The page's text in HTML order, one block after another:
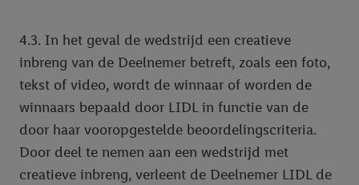
4.3. In het geval de wedstrijd een creatieve
inbreng van de Deelnemer betreft, zoals een foto,
tekst of video, wordt de winnaar of worden de
winnaars bepaald door LIDL in functie van de
door haar vooropgestelde beoordelingscriteria.
Door deel te nemen aan een wedstrijd met
creatieve inbreng, verleent de Deelnemer LIDL de
webshop aan uw winkelmandje toe te voegen, maar het niet te
kopen), ook op verschillende apparaten en verschillende Lidl-
diensten worden weergegeven als er met behulp van uw
gehashte e-mailadres en eventuele andere
identificatiegegevens/identificatiegegevens waarover Criteo
SA beschikt, meerdere eindapparaten of Lidl-diensten aan u
kunnen worden toegewezen.
Onder “Aanpassen” kunt u individuele doeleinden toestaan en